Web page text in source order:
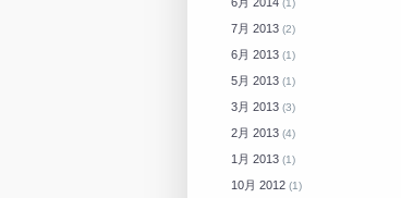
7月 2013 (2)
6月 2013 (1)
5月 2013 (1)
3月 2013 (3)
2月 2013 (4)
1月 2013 (1)
10月 2012 (1)